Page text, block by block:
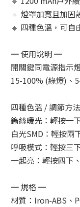
🔸 燈罩加寬且加
🔸 四種色溫，可自
═ 使用說明 ═
開關鍵同電源指示
15-100% (綠燈)、
四種色溫 / 調節方
鎢絲暖光：輕按一
白光SMD：輕按兩
呼吸模式：輕按三
一起亮：輕按四下
═ 規格 ═
材質：Iron-ABS、